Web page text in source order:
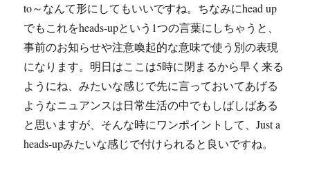
to～なんて形にしてもいいですね。ちなみにhead up
でもこれをheads-upという1つの言葉にしちゃうと、
事前のお知らせや注意喚起的な意味で使う別の表現
になります。明日はここは5時に閉まるから早く来る
ようにね、みたいな感じで先に言っておいてあげる
ようなニュアンスは日常生活の中でもしばしばある
と思いますが、そんな時にワンポイントして、Just a
heads-upみたいな感じで付けられると良いですね。